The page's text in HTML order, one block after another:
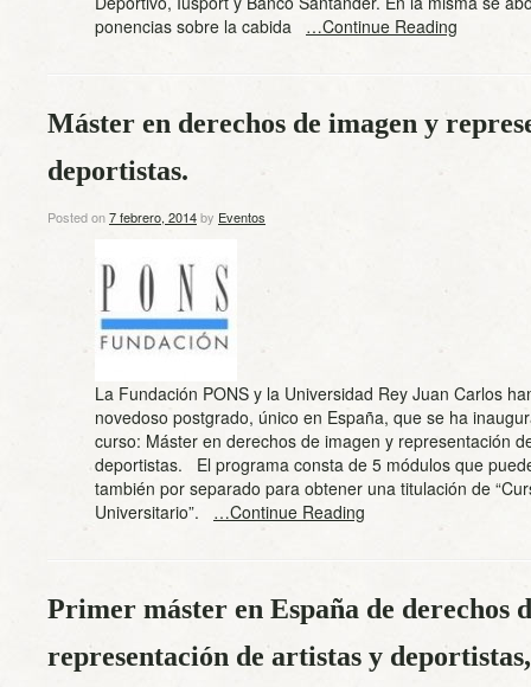
ponencias sobre la cabida …Continue Reading
Máster en derechos de imagen y
deportistas.
Posted on7 febrero, 2014by Eventos
La Fundación PONS y la Universidad Rey Juan Carlos
novedoso postgrado, único en España, que se ha
curso: Máster en derechos de imagen y representación
deportistas. El programa consta de 5 módulos que
también por separado para obtener una titulación de
Universitario”. …Continue Reading
Primer máster en España de derechos
representación de artistas y